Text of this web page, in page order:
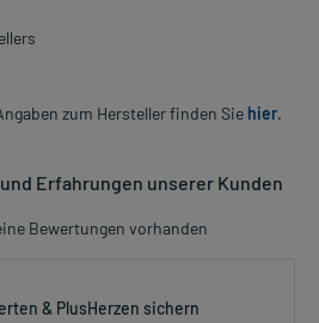
zum Hersteller finden Sie hier.
Erfahrungen unserer Kunden
Bewertungen vorhanden
& PlusHerzen sichern